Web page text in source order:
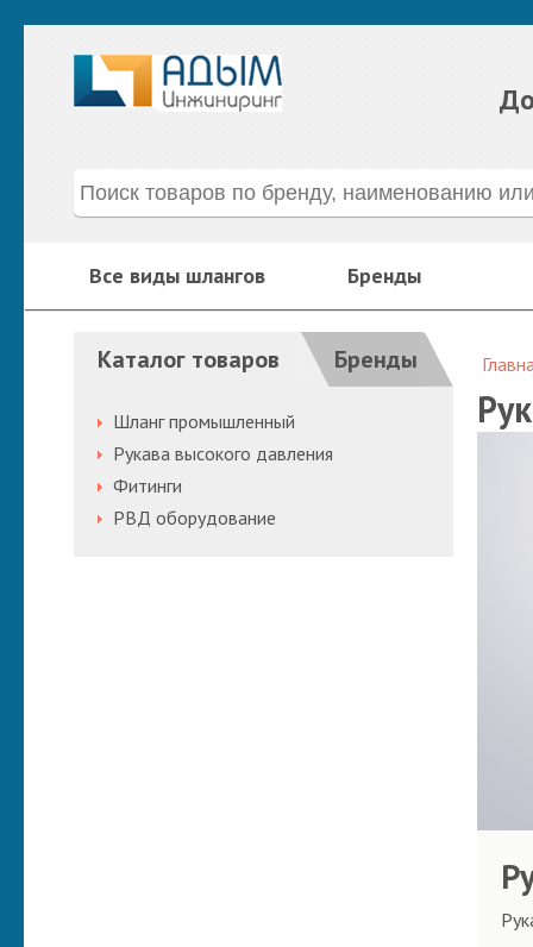
Все виды шлангов Бренды
Каталог товаров Бренды
Шланг промышленный
Рукава высокого давления
Фитинги
РВД оборудование